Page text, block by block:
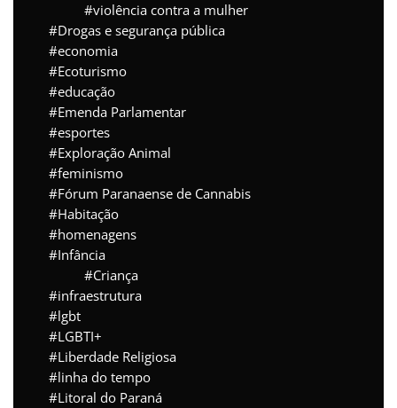
violência contra a mulher
Drogas e segurança pública
economia
Ecoturismo
educação
Emenda Parlamentar
esportes
Exploração Animal
feminismo
Fórum Paranaense de Cannabis
Habitação
homenagens
Infância
Criança
infraestrutura
lgbt
LGBTI+
Liberdade Religiosa
linha do tempo
Litoral do Paraná